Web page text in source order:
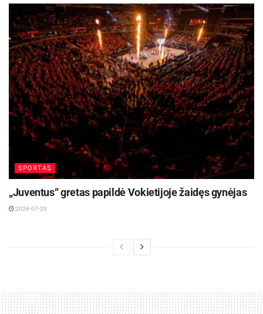
SPORTAS
„Juventus“ gretas papildė Vokietijoje žaidęs gynėjas
2026-07-20